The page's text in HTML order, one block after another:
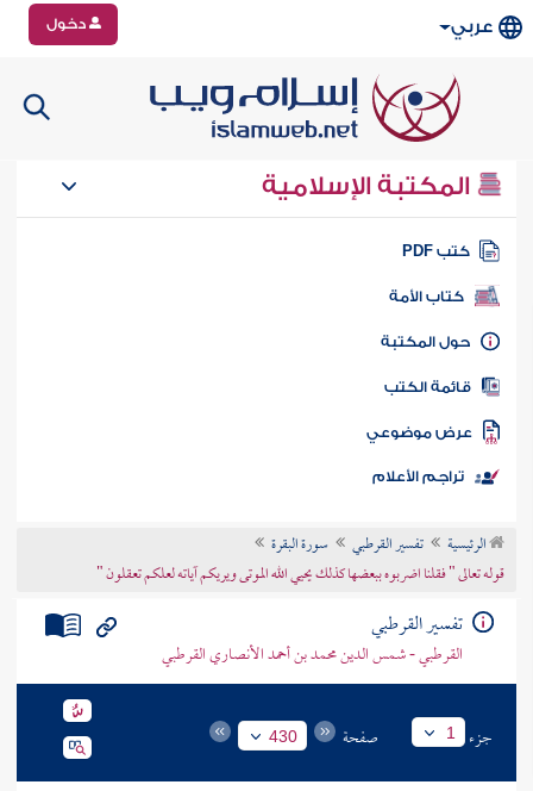
عربي دخول
المكتبة الإسلامية
كتب PDF
كتاب الأمة
المكتبة
الكتب
موضوعي
تراجم الأعلام
الرئيسية تفسير القرطبي
سورة البقرة
قوله تعالى " فقلنا اضربوه ببعضها كذلك يحيي الله الموتى ويريكم آياته لعلكم تعقلون "
تفسير القرطبي
القرطبي - شمس الدين محمد بن أحمد الأنصاري القرطبي
جزء 1 صفحة 430